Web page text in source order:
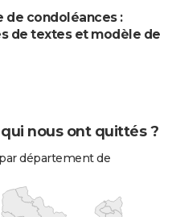
de condoléances :
de textes et modèle de
nous ont quittés ?
département de